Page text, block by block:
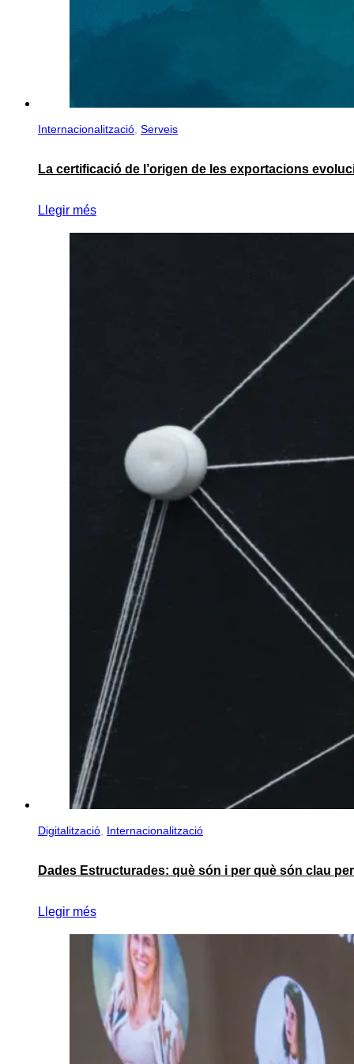
Internacionalització, Serveis
La certificació de l’origen de les exportacions
Llegir més
Digitalització, Internacionalització
Dades Estructurades: què són i per què són clau
Llegir més